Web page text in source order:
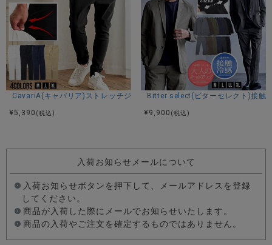
CavariA(キャバリア)ストレッチジョッパーパンツ/全4色
¥ 5,390 (税込)
Bitter select(ビターセレクト)接触
¥ 9,900 (税込)
入荷お知らせメールについて
入荷お知らせボタンを押下して、メールアドレスを登録
してください。
商品が入荷した際にメールでお知らせいたします。
商品の入荷やご注文を確定するものではありません。